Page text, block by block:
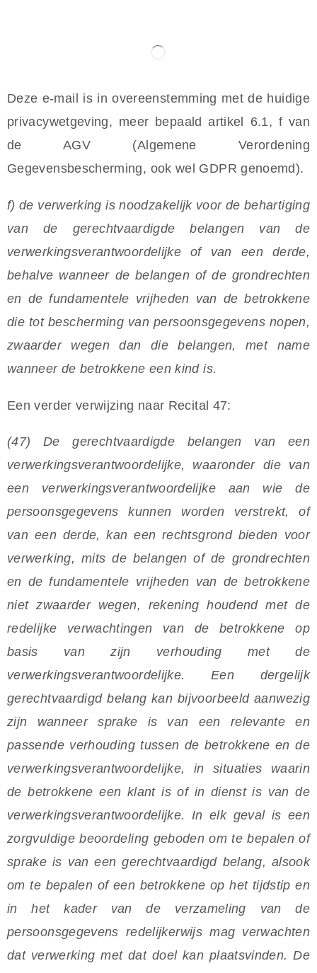
Deze e-mail is in overeenstemming met de huidige
privacywetgeving, meer bepaald artikel 6.1, f van
de AGV (Algemene Verordening
Gegevensbescherming, ook wel GDPR genoemd).
f) de verwerking is noodzakelijk voor de behartiging
van de gerechtvaardigde belangen van de
verwerkingsverantwoordelijke of van een derde,
behalve wanneer de belangen of de grondrechten
en de fundamentele vrijheden van de betrokkene
die tot bescherming van persoonsgegevens nopen,
zwaarder wegen dan die belangen, met name
wanneer de betrokkene een kind is.
Een verder verwijzing naar Recital 47:
(47) De gerechtvaardigde belangen van een
verwerkingsverantwoordelijke, waaronder die van
een verwerkingsverantwoordelijke aan wie de
persoonsgegevens kunnen worden verstrekt, of
van een derde, kan een rechtsgrond bieden voor
verwerking, mits de belangen of de grondrechten
en de fundamentele vrijheden van de betrokkene
niet zwaarder wegen, rekening houdend met de
redelijke verwachtingen van de betrokkene op
basis van zijn verhouding met de
verwerkingsverantwoordelijke. Een dergelijk
gerechtvaardigd belang kan bijvoorbeeld aanwezig
zijn wanneer sprake is van een relevante en
passende verhouding tussen de betrokkene en de
verwerkingsverantwoordelijke, in situaties waarin
de betrokkene een klant is of in dienst is van de
verwerkingsverantwoordelijke. In elk geval is een
zorgvuldige beoordeling geboden om te bepalen of
sprake is van een gerechtvaardigd belang, alsook
om te bepalen of een betrokkene op het tijdstip en
in het kader van de verzameling van de
persoonsgegevens redelijkerwijs mag verwachten
dat verwerking met dat doel kan plaatsvinden. De